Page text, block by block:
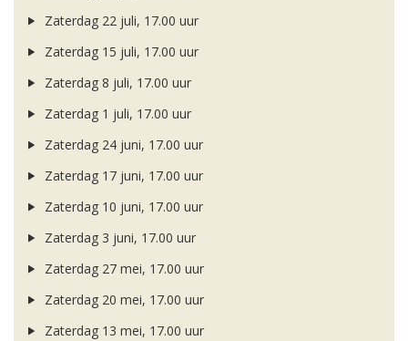
Zaterdag 22 juli, 17.00 uur
Zaterdag 15 juli, 17.00 uur
Zaterdag 8 juli, 17.00 uur
Zaterdag 1 juli, 17.00 uur
Zaterdag 24 juni, 17.00 uur
Zaterdag 17 juni, 17.00 uur
Zaterdag 10 juni, 17.00 uur
Zaterdag 3 juni, 17.00 uur
Zaterdag 27 mei, 17.00 uur
Zaterdag 20 mei, 17.00 uur
Zaterdag 13 mei, 17.00 uur